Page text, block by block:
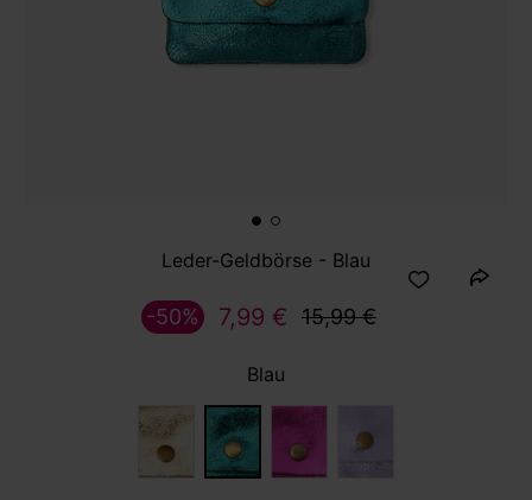
Leder-Geldbörse - Blau
7,99 € 15,99 €
-50%
Blau